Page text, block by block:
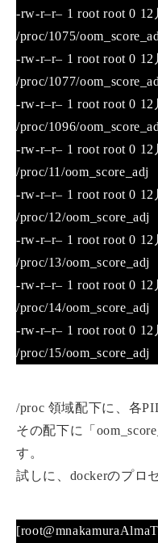
-rw-r–r– 1 root root 0 12
/proc/1075/
-rw-r–r– 1 root root 0 12
/proc/1077/
-rw-r–r– 1 root root 0 12
/proc/1096/
-rw-r–r– 1 root root 0 12
/proc/11/oom_score_adj
-rw-r–r– 1 root root 0 12
/proc/12/oom_score_adj
-rw-r–r– 1 root root 0 12
/proc/13/oom_score_adj
-rw-r–r– 1 root root 0 12
/proc/14/oom_score_adj
-rw-r–r– 1 root root 0 12
/proc/15/oom_score_adj
/proc 領域配下に、各
その配下に「
す。
試しに、dockerのプロ